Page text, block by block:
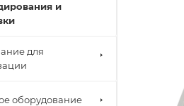
и
для
оборудование